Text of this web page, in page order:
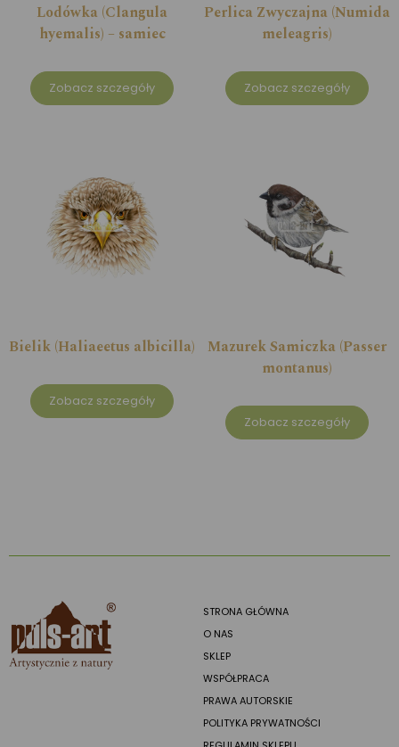
Lodówka (Clangula
hyemalis) – samiec
Zobacz szczegóły
Perlica Zwyczajna (Numida
meleagris)
Zobacz szczegóły
Bielik (Haliaeetus albicilla)
Zobacz szczegóły
Mazurek Samiczka (Passer
montanus)
Zobacz szczegóły
STRONA GŁÓWNA
O NAS
SKLEP
WSPÓŁPRACA
PRAWA AUTORSKIE
POLITYKA PRYWATNOŚCI